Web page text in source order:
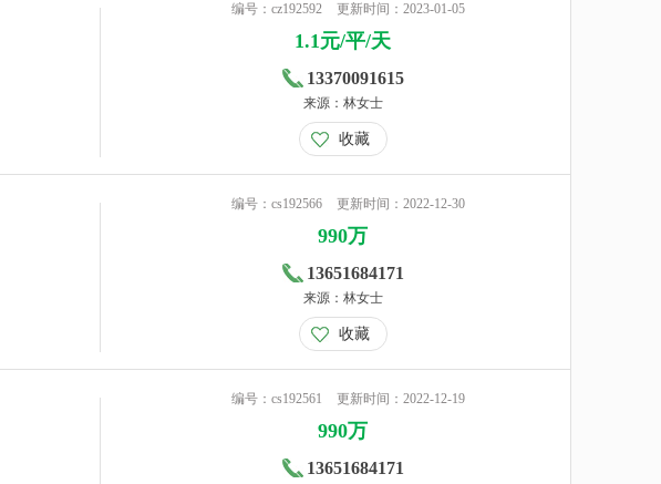
编号：cz192592 更新时间：2023-01-05
1.1元/平/天
13370091615
来源：林女士
收藏
编号：cs192566 更新时间：2022-12-30
990万
13651684171
来源：林女士
收藏
编号：cs192561 更新时间：2022-12-19
990万
13651684171